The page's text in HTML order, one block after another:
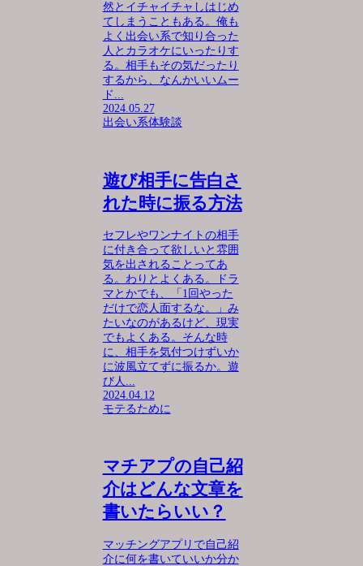
然とイチャイチャしはじめ
てしまうこともある。俺も
よく出会い系で知り合った
人とカラオケにいったりす
る。相手もその気だったり
するから、なんかいいムー
ド...
2024.05.27
出会い系体験談
遊び相手に告白さ
れた時に振る方法
セフレやワンナイトの相手
に付き合って欲しいと雰囲
気を出されることってあ
る。わりとよくある。ドラ
マとかでも、「1回やった
だけで恋人面するな。」み
たいなのがあるけど、現実
でもよくある。そんな時
に、相手を気付つけずいか
に波風立てずに振るか。遊
び人...
2024.04.12
モテるために
マチアプの自己紹
介はどんな文章を
書いたらいい？
マッチングアプリで自己紹
介に何を書いていいか分か